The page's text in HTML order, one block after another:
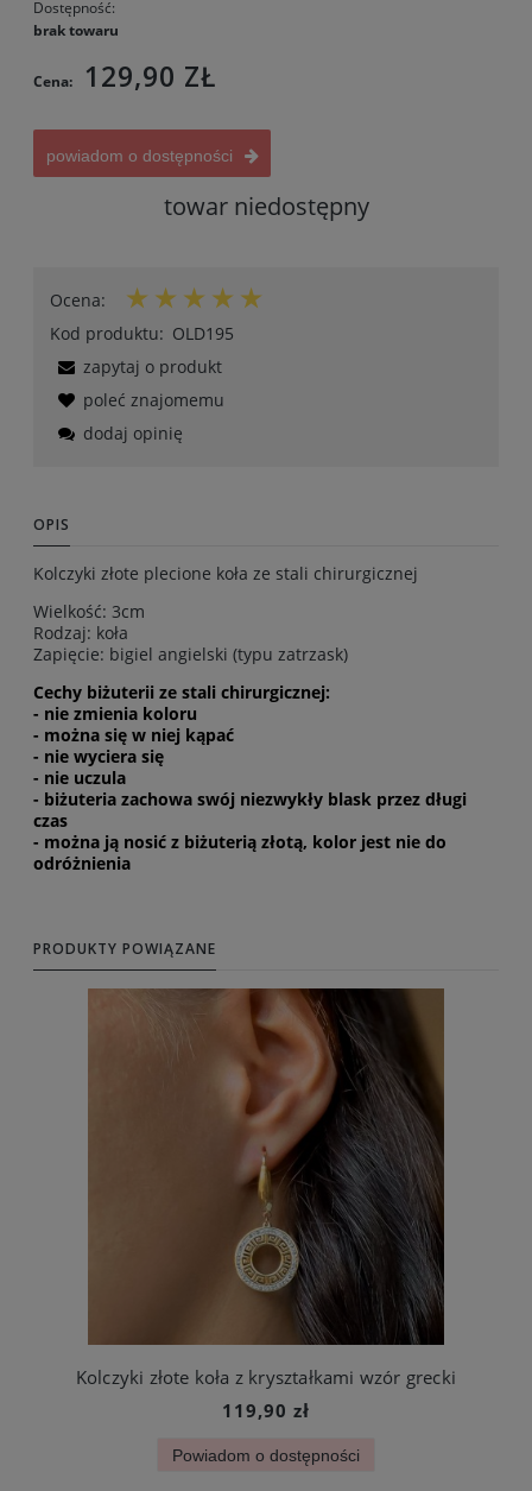
Dostępność:
brak towaru
Cena: 129,90 ZŁ
powiadom o dostępności
towar niedostępny
Ocena:
Kod produktu: OLD195
zapytaj o produkt
poleć znajomemu
dodaj opinię
OPIS
Kolczyki złote plecione koła ze stali chirurgicznej
Wielkość: 3cm
Rodzaj: koła
Zapięcie: bigiel angielski (typu zatrzask)
Cechy biżuterii ze stali chirurgicznej:
- nie zmienia koloru
- można się w niej kąpać
- nie wyciera się
- nie uczula
- biżuteria zachowa swój niezwykły blask przez długi
czas
- można ją nosić z biżuterią złotą, kolor jest nie do
odróżnienia
PRODUKTY POWIĄZANE
Kolczyki złote koła z kryształkami wzór grecki
119,90 zł
Powiadom o dostępności